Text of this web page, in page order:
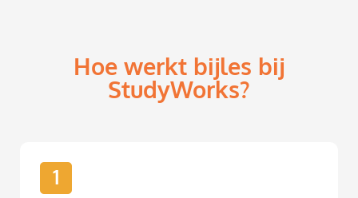
Hoe werkt bijles bij
StudyWorks?
1